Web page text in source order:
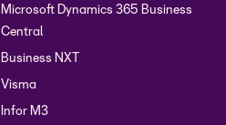
Microsoft Dynamics 365 Business
Central
Business NXT
Visma
Infor M3